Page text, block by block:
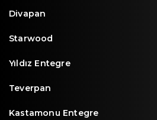
Divapan
Starwood
Yıldız Entegre
Teverpan
Kastamonu Entegre